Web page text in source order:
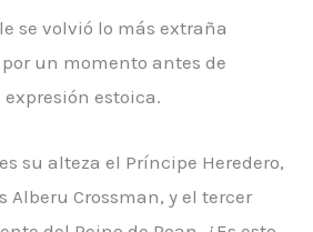
se volvió lo más extraña
un momento antes de
estoica.
su alteza el Príncipe Heredero,
Alberu Crossman, y el tercer